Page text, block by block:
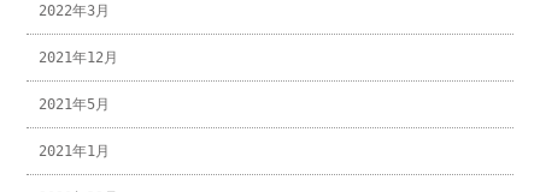
2022年3月
2021年12月
2021年5月
2021年1月